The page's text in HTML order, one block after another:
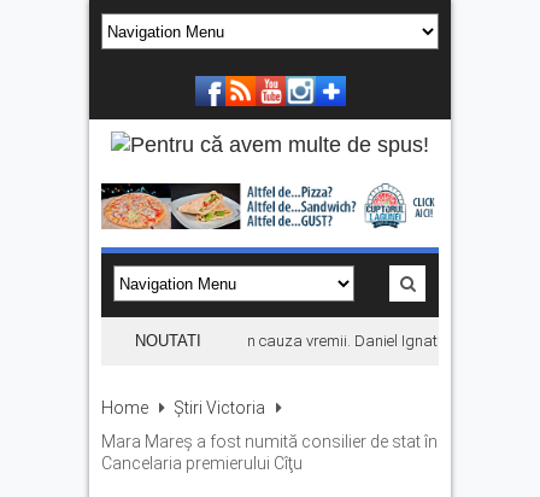
NOUTATI
Concertul KLUMEA se amână din cauza vremii. Daniel Ignat și Titi Cîrstea
Home
Știri Victoria
Mara Mareș a fost numită consilier de stat în
Cancelaria premierului Cîţu